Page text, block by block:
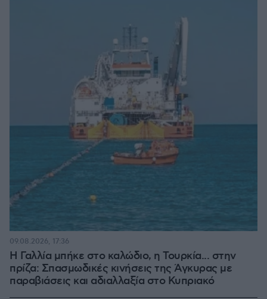
Η Γαλλία μπήκε στο καλώδιο, η Τουρκία... στην
πρίζα: Σπασμωδικές κινήσεις της Άγκυρας με
παραβιάσεις και αδιαλλαξία στο Κυπριακό
09.08.2026, 17:36